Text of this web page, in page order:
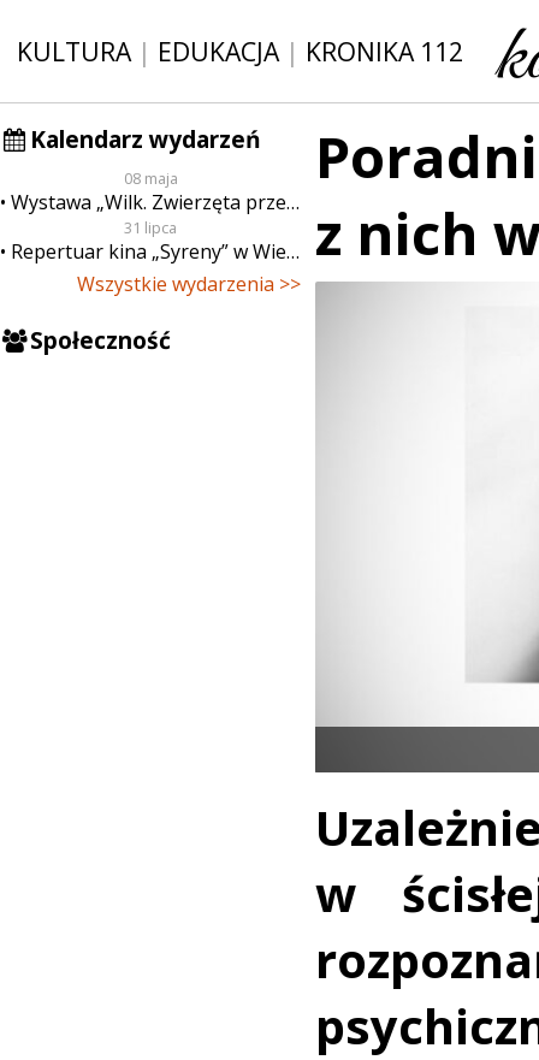
KULTURA| EDUKACJA| KRONIKA 112
Kalendarz wydarzeń
08 maja
Wystawa „Wilk. Zwierzęta przeklęte”
31 lipca
Repertuar kina „Syreny” w Wieluniu w dn. od 31 lipca do 6 sierpnia
Wszystkie wydarzenia >>
Społeczność
z nich
w